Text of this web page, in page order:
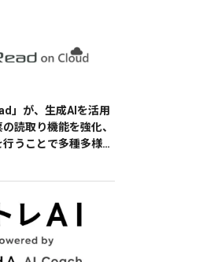
」が、生成AIを活用
読取り機能を強化、
うことで多種多様な
現